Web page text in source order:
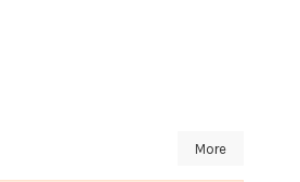
More